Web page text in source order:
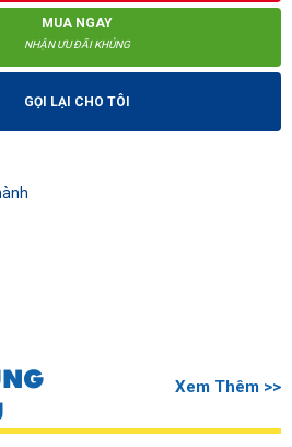
MUA NGAY
NHẬN ƯU ĐÃI KHỦNG
GỌI LẠI CHO TÔI
Xem Thêm >>